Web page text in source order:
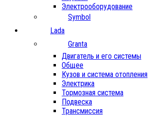
Электрооборудование
Symbol
Lada
Granta
Двигатель и его системы
Общее
Кузов и система отопления
Электрика
Тормозная система
Подвеска
Трансмиссия